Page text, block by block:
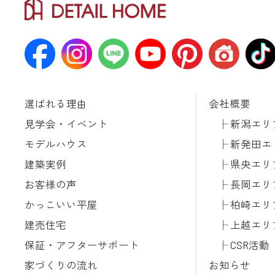
選ばれる理由
見学会・イベント
モデルハウス
建築実例
お客様の声
かっこいい平屋
建売住宅
保証・アフターサポート
家づくりの流れ
会社概要
新潟エリ
新発田エ
県央エリ
長岡エリ
柏崎エリ
上越エリ
CSR活動
お知らせ